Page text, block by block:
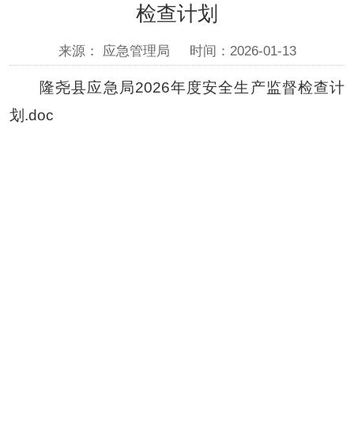
检查计划
来源： 应急管理局 时间：2026-01-13
隆尧县应急局2026年度安全生产监督检查计
划.doc